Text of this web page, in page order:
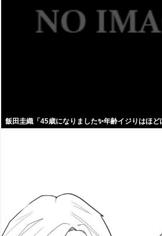
飯田圭織「45歳になりました✨年齢イジりはほど